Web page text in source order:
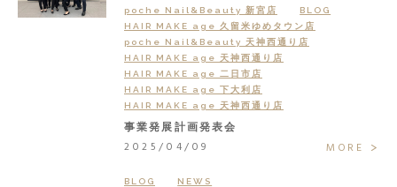
poche Nail&Beauty 新宮店
BLOG
HAIR MAKE age 久留米ゆめタウン店
poche Nail&Beauty 天神西通り店
HAIR MAKE age 天神西通り店
HAIR MAKE age 二日市店
HAIR MAKE age 下大利店
HAIR MAKE age 天神西通り店
事業発展計画発表会
2025/04/09 MORE
BLOG NEWS